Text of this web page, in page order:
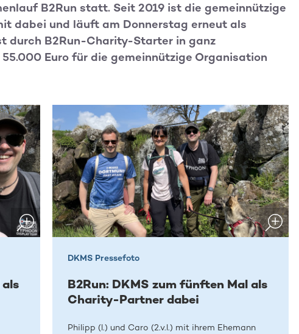
B2Run statt. Seit 2019 ist die gemeinnützige
dabei und läuft am Donnerstag erneut als
durch B2Run-Charity-Starter in ganz
Euro für die gemeinnützige Organisation
DKMS Pressefoto
B2Run: DKMS zum fünften Mal als
Charity-Partner dabei
Philipp (l.) und Caro (2.v.l.) mit ihrem Ehemann